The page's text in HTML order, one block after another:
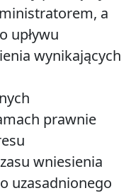
a
upływu
wynikających
prawnie
wniesienia
uzasadnionego